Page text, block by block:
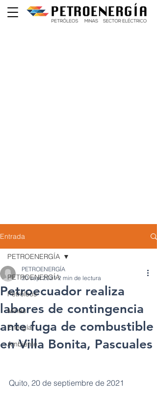
Entrada
PETROENERGÍA
Petróleos
Minas
Energía
Ambiente
PETROENERGÍA
Petroecuador realiza
labores de contingencia
ante fuga de combustible
en Villa Bonita, Pascuales
PETROENERGÍA
20 sept 2021 2 min de lectura
Quito, 20 de septiembre de 2021